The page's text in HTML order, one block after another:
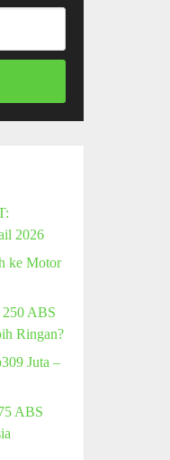
2026
ke Motor
ABS
Ringan?
Juta –
ABS